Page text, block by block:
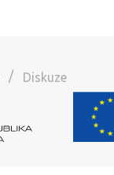
/ Diskuze